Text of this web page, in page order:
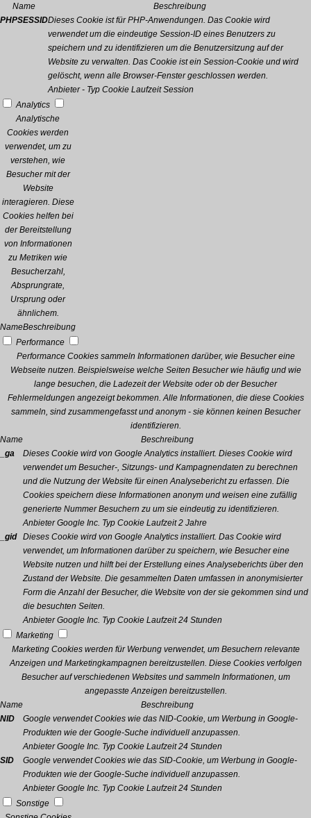
Name
Beschreibung
PHPSESSIDDieses Cookie ist für PHP-Anwendungen. Das Cookie wird
verwendet um die eindeutige Session-ID eines Benutzers zu
speichern und zu identifizieren um die Benutzersitzung auf der
Website zu verwalten. Das Cookie ist ein Session-Cookie und wird
gelöscht, wenn alle Browser-Fenster geschlossen werden.
Anbieter - Typ Cookie Laufzeit Session
Analytics
Analytische
Cookies werden
verwendet, um zu
verstehen, wie
Besucher mit der
Website
interagieren. Diese
Cookies helfen bei
der Bereitstellung
von Informationen
zu Metriken wie
Besucherzahl,
Absprungrate,
Ursprung oder
ähnlichem.
NameBeschreibung
Performance
Performance Cookies sammeln Informationen darüber, wie Besucher eine
Webseite nutzen. Beispielsweise welche Seiten Besucher wie häufig und wie
lange besuchen, die Ladezeit der Website oder ob der Besucher
Fehlermeldungen angezeigt bekommen. Alle Informationen, die diese Cookies
sammeln, sind zusammengefasst und anonym - sie können keinen Besucher
identifizieren.
Name
Beschreibung
_ga
Dieses Cookie wird von Google Analytics installiert. Dieses Cookie wird
verwendet um Besucher-, Sitzungs- und Kampagnendaten zu berechnen
und die Nutzung der Website für einen Analysebericht zu erfassen. Die
Cookies speichern diese Informationen anonym und weisen eine zufällig
generierte Nummer Besuchern zu um sie eindeutig zu identifizieren.
Anbieter Google Inc. Typ Cookie Laufzeit 2 Jahre
_gid
Dieses Cookie wird von Google Analytics installiert. Das Cookie wird
verwendet, um Informationen darüber zu speichern, wie Besucher eine
Website nutzen und hilft bei der Erstellung eines Analyseberichts über den
Zustand der Website. Die gesammelten Daten umfassen in anonymisierter
Form die Anzahl der Besucher, die Website von der sie gekommen sind und
die besuchten Seiten.
Anbieter Google Inc. Typ Cookie Laufzeit 24 Stunden
Marketing
Marketing Cookies werden für Werbung verwendet, um Besuchern relevante
Anzeigen und Marketingkampagnen bereitzustellen. Diese Cookies verfolgen
Besucher auf verschiedenen Websites und sammeln Informationen, um
angepasste Anzeigen bereitzustellen.
Name
Beschreibung
NID
Google verwendet Cookies wie das NID-Cookie, um Werbung in Google-
Produkten wie der Google-Suche individuell anzupassen.
Anbieter Google Inc. Typ Cookie Laufzeit 24 Stunden
SID
Google verwendet Cookies wie das SID-Cookie, um Werbung in Google-
Produkten wie der Google-Suche individuell anzupassen.
Anbieter Google Inc. Typ Cookie Laufzeit 24 Stunden
Sonstige